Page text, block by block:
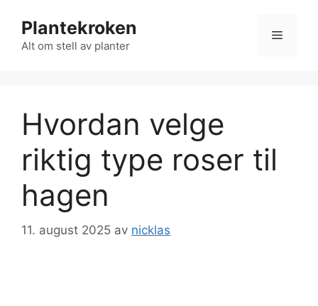
innhold
Plantekroken
Alt om stell av planter
Meny
Hvordan velge
riktig type roser til
hagen
11. august 2025 av nicklas